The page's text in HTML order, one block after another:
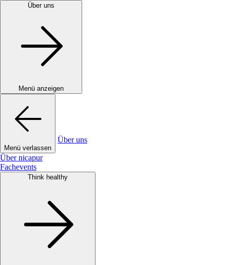
Über uns
Menü anzeigen
Menü verlassen
Über uns
Über nicapur
Fachevents
Think healthy